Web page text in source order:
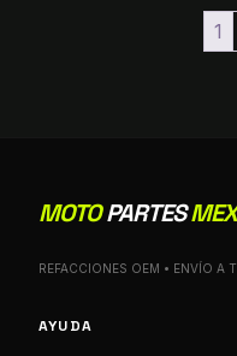
1
MOTOPARTES
REFACCIONES OEM • ENVÍO A
AYUDA